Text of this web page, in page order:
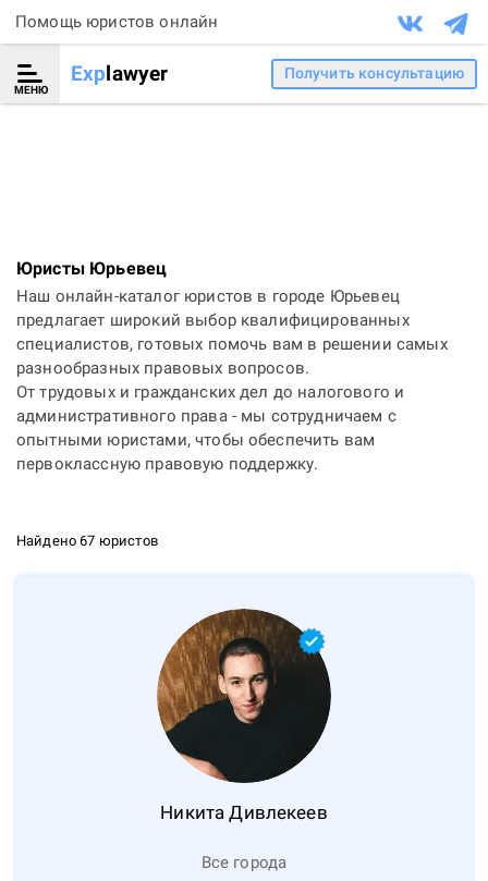
Помощь юристов онлайн
МЕНЮ
Explawyer Получить консультацию
Юристы Юрьевец
Наш онлайн-каталог юристов в городе Юрьевец
предлагает широкий выбор квалифицированных
специалистов, готовых помочь вам в решении самых
разнообразных правовых вопросов.
От трудовых и гражданских дел до налогового и
административного права - мы сотрудничаем с
опытными юристами, чтобы обеспечить вам
первоклассную правовую поддержку.
Найдено 67 юристов
Никита Дивлекеев
Все города